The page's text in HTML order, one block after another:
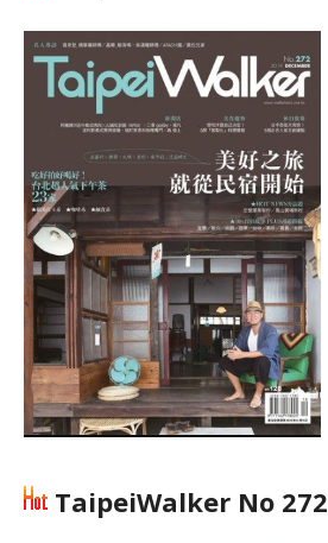
TaipeiWalker No 272